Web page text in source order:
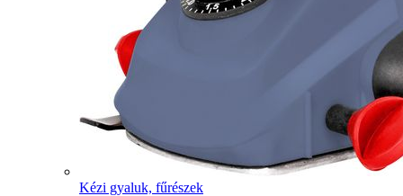
Kézi gyaluk, fűrészek